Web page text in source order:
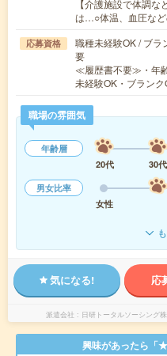
【介護施設で体調
は…○体温、血圧な
応募資格
職種未経験OK / ブラ
要
≪履歴書不要≫・年
未経験OK・ブラン
職場の雰囲気
年齢層
20代
30代
男女比率
女性
気になる! 応
派遣会社 日研トータルソーシン
興味があったら「